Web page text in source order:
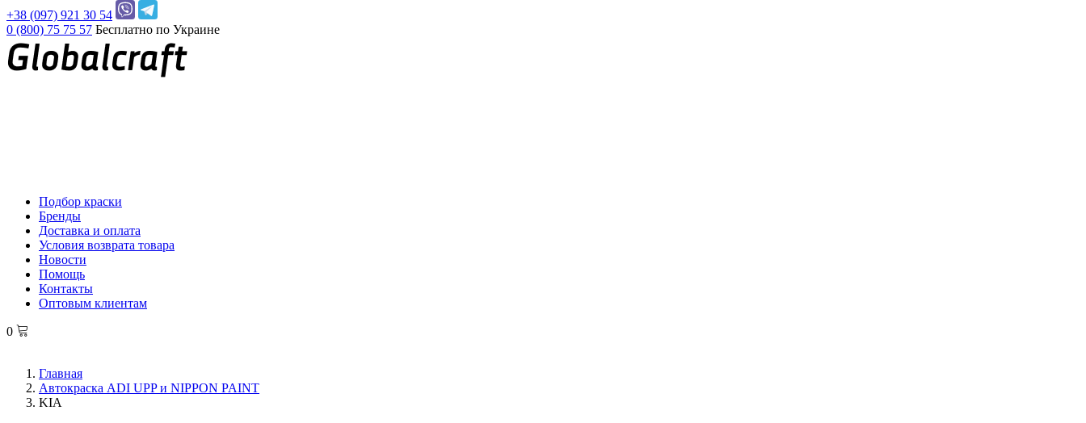
+38 (097) 921 30 54
0 (800) 75 75 57 Бесплатно по Украине
Подбор краски
Бренды
Доставка и оплата
Условия возврата товара
Новости
Помощь
Контакты
Оптовым клиентам
0
Главная
Автокраска ADI UPP и NIPPON PAINT
KIA